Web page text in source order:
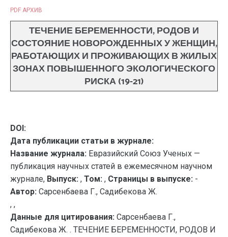
PDF АРХИВ
ТЕЧЕНИЕ БЕРЕМЕННОСТИ, РОДОВ И
СОСТОЯНИЕ НОВОРОЖДЕННЫХ У ЖЕНЩИН,
РАБОТАЮЩИХ И ПРОЖИВАЮЩИХ В ЖИЛЫХ
ЗОНАХ ПОВЫШЕННОГО ЭКОЛОГИЧЕСКОГО
РИСКА (19-21)
DOI:
Дата публикации статьи в журнале:
Название журнала: Евразийский Союз Ученых —
публикация научных статей в ежемесячном научном
журнале, Выпуск: , Том: , Страницы в выпуске: -
Автор: Сарсенбаева Г., Садибекова Ж.
, ,
Данные для цитирования: Сарсенбаева Г.,
Садибекова Ж. . ТЕЧЕНИЕ БЕРЕМЕННОСТИ, РОДОВ И